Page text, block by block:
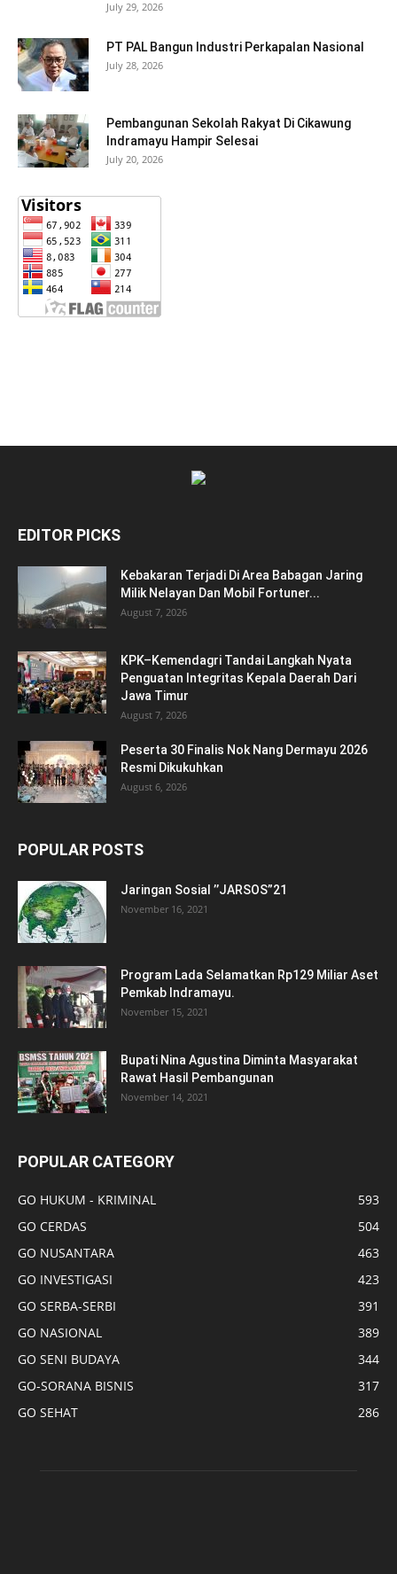
July 29, 2026
PT PAL Bangun Industri Perkapalan Nasional
July 28, 2026
Pembangunan Sekolah Rakyat Di Cikawung
Indramayu Hampir Selesai
July 20, 2026
EDITOR PICKS
Kebakaran Terjadi Di Area Babagan Jaring
Milik Nelayan Dan Mobil Fortuner...
August 7, 2026
KPK–Kemendagri Tandai Langkah Nyata
Penguatan Integritas Kepala Daerah Dari
Jawa Timur
August 7, 2026
Peserta 30 Finalis Nok Nang Dermayu 2026
Resmi Dikukuhkan
August 6, 2026
POPULAR POSTS
Jaringan Sosial ’’JARSOS”21
November 16, 2021
Program Lada Selamatkan Rp129 Miliar Aset
Pemkab Indramayu.
November 15, 2021
Bupati Nina Agustina Diminta Masyarakat
Rawat Hasil Pembangunan
November 14, 2021
POPULAR CATEGORY
GO HUKUM - KRIMINAL
593
GO CERDAS
504
GO NUSANTARA
463
GO INVESTIGASI
423
GO SERBA-SERBI
391
GO NASIONAL
389
GO SENI BUDAYA
344
GO-SORANA BISNIS
317
GO SEHAT
286